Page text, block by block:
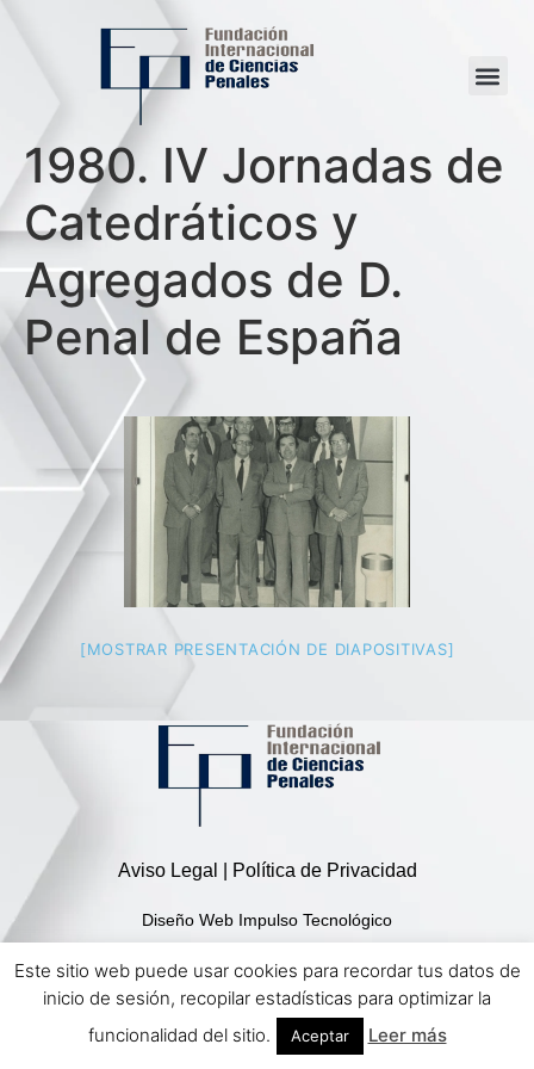
1980. IV Jornadas de
Catedráticos y
Agregados de D.
Penal de España
[MOSTRAR PRESENTACIÓN DE DIAPOSITIVAS]
Aviso Legal | Política de Privacidad
Diseño Web Impulso Tecnológico
Este sitio web puede usar cookies para recordar tus datos de
inicio de sesión, recopilar estadísticas para optimizar la
funcionalidad del sitio.
Aceptar Leer más